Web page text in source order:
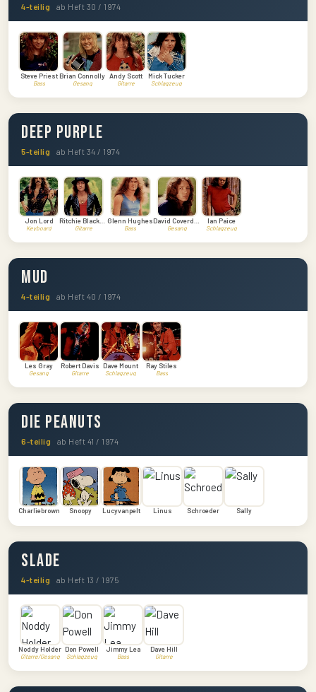
4-teilig ab Heft 30 / 1974
Steve Priest
Bass
Brian Connolly
Gesang
Andy Scott
Gitarre
Mick Tucker
Schlagzeug
Deep Purple
5-teilig ab Heft 34 / 1974
Jon Lord
Keyboard Gitarre
Glenn Hughes
Bass Gesang
Ian Paice
Schlagzeug
Mud
4-teilig ab Heft 40 / 1974
Les Gray
Gesang
Robert Davis
Gitarre
Dave Mount
Schlagzeug
Ray Stiles
Bass
Die Peanuts
6-teilig ab Heft 41 / 1974
Charliebrown Snoopy Lucyvanpelt Linus Schroeder Sally
Slade
4-teilig ab Heft 13 / 1975
Noddy Holder
Gitarre/Gesang
Don Powell
Schlagzeug
Jimmy Lea
Bass
Dave Hill
Gitarre